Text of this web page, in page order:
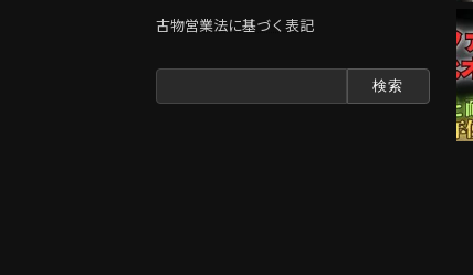
古物営業法に基づく表記
検